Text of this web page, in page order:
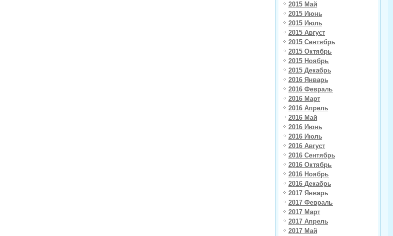
2015 Май
2015 Июнь
2015 Июль
2015 Август
2015 Сентябрь
2015 Октябрь
2015 Ноябрь
2015 Декабрь
2016 Январь
2016 Февраль
2016 Март
2016 Апрель
2016 Май
2016 Июнь
2016 Июль
2016 Август
2016 Сентябрь
2016 Октябрь
2016 Ноябрь
2016 Декабрь
2017 Январь
2017 Февраль
2017 Март
2017 Апрель
2017 Май